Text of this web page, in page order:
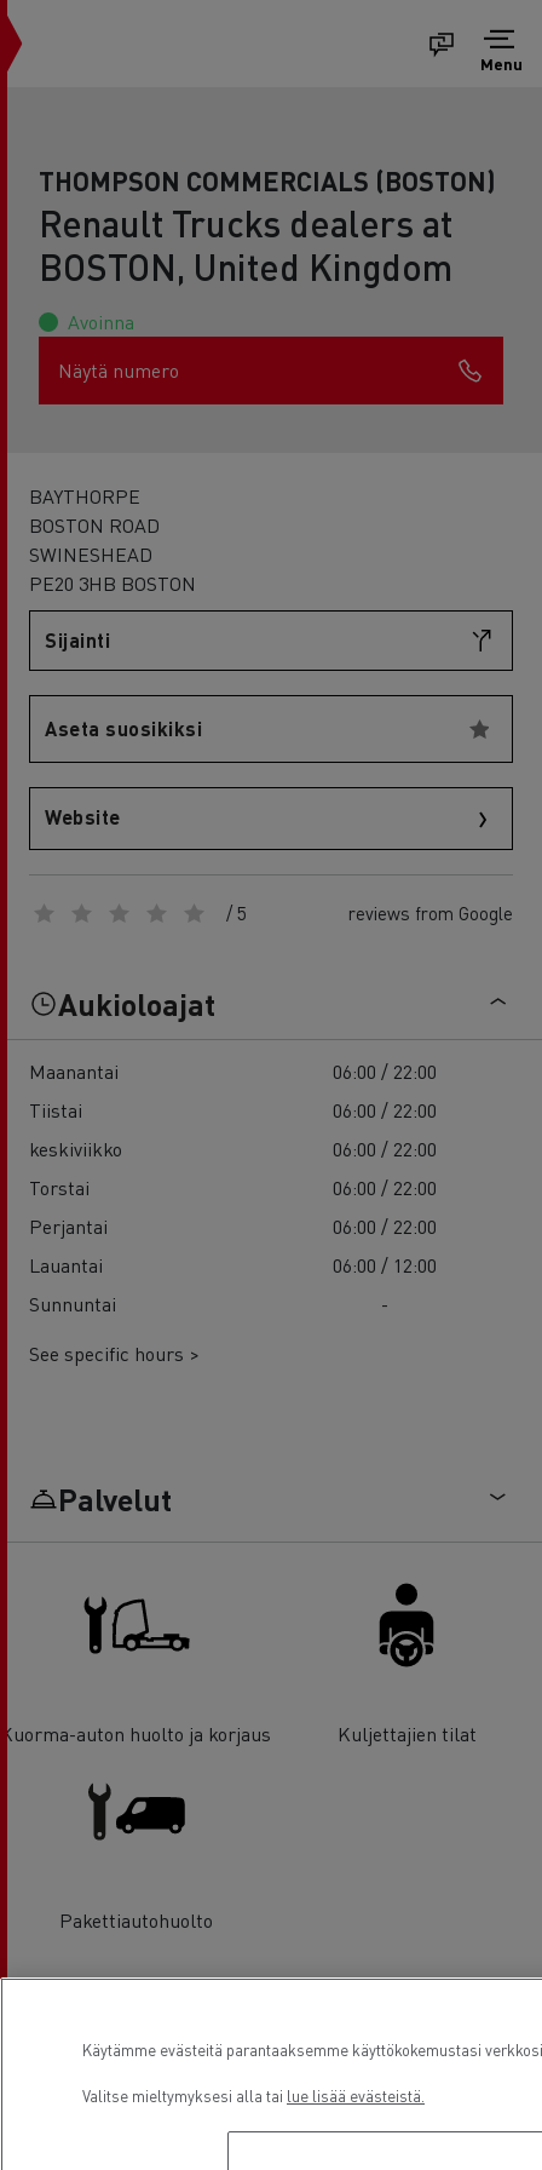
Menu
THOMPSON COMMERCIALS (BOSTON)
Renault Trucks dealers at
BOSTON, United Kingdom
Avoinna
Näytä numero
BAYTHORPE
BOSTON ROAD
SWINESHEAD
PE20 3HB BOSTON
Sijainti
Aseta suosikiksi
Website
/ 5 reviews from Google
Aukioloajat
Maanantai
06:00 / 22:00
Tiistai
06:00 / 22:00
keskiviikko
06:00 / 22:00
Torstai
06:00 / 22:00
Perjantai
06:00 / 22:00
Lauantai
06:00 / 12:00
Sunnuntai
-
See specific hours >
Palvelut
Kuorma-auton huolto ja korjaus Kuljettajien tilat
Pakettiautohuolto
Käytämme evästeitä parantaaksemme käyttökokemustasi
Valitse mieltymyksesi alla tai lue lisää evästeistä.